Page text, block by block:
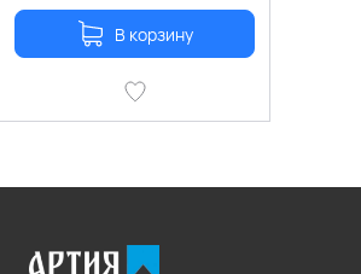
В корзину